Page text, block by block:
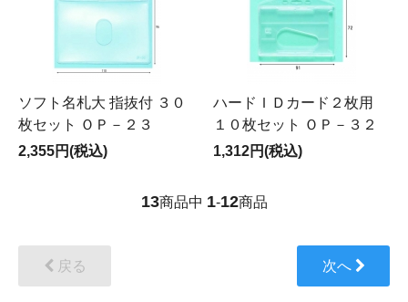
ソフト名札大 指抜付 ３０
枚セット ＯＰ－２３
2,355円(税込)
ハードＩＤカード２枚用
１０枚セット ＯＰ－３２
1,312円(税込)
13商品中 1-12商品
戻る 次へ